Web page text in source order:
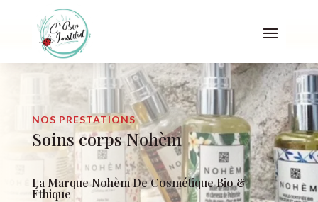
NOS PRESTATIONS
Soins corps Nohèm
La Marque Nohèm De Cosmétique Bio &
Éthique